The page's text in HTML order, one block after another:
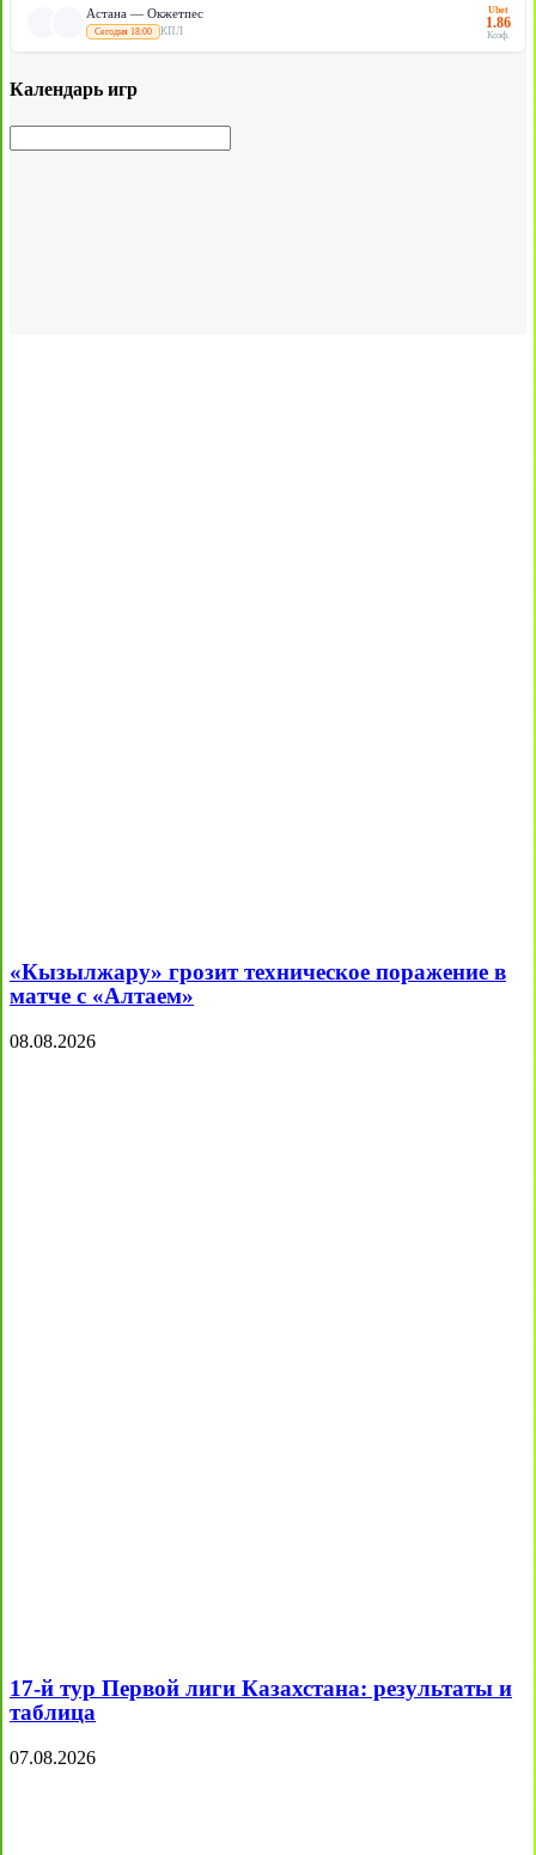
Астана — Окжетпес
Сегодня 18:00 КПЛ
Ubet
1.86
Коэф.
Календарь игр
«Кызылжару» грозит техническое поражение в
матче с «Алтаем»
08.08.2026
17-й тур Первой лиги Казахстана: результаты и
таблица
07.08.2026